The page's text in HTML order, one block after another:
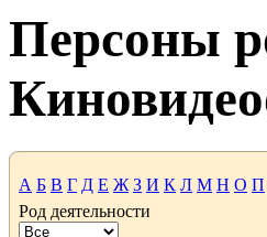
Персоны
А Б В Г Д Е Ж З И К Л М Н О П
Род деятельности